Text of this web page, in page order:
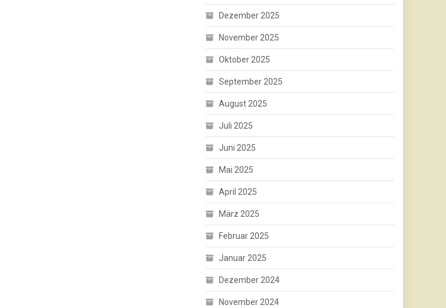
Dezember 2025
November 2025
Oktober 2025
September 2025
August 2025
Juli 2025
Juni 2025
Mai 2025
April 2025
März 2025
Februar 2025
Januar 2025
Dezember 2024
November 2024